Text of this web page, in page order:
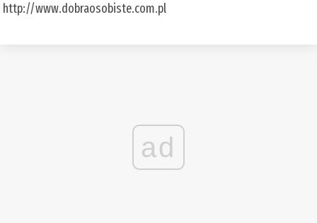
http://www.dobraosobiste.com.pl
ad